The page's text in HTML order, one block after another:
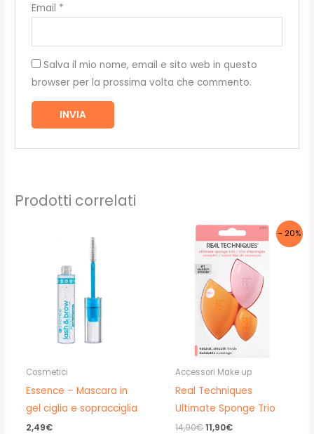
Email *
Salva il mio nome, email e sito web in questo
browser per la prossima volta che commento.
Prodotti correlati
Cosmetici
Essence – Mascara in
gel ciglia e sopracciglia
2,49€
- 20%
Accessori Make up
Real Techniques
Ultimate Sponge Trio
14,90€Il
11,90€Il